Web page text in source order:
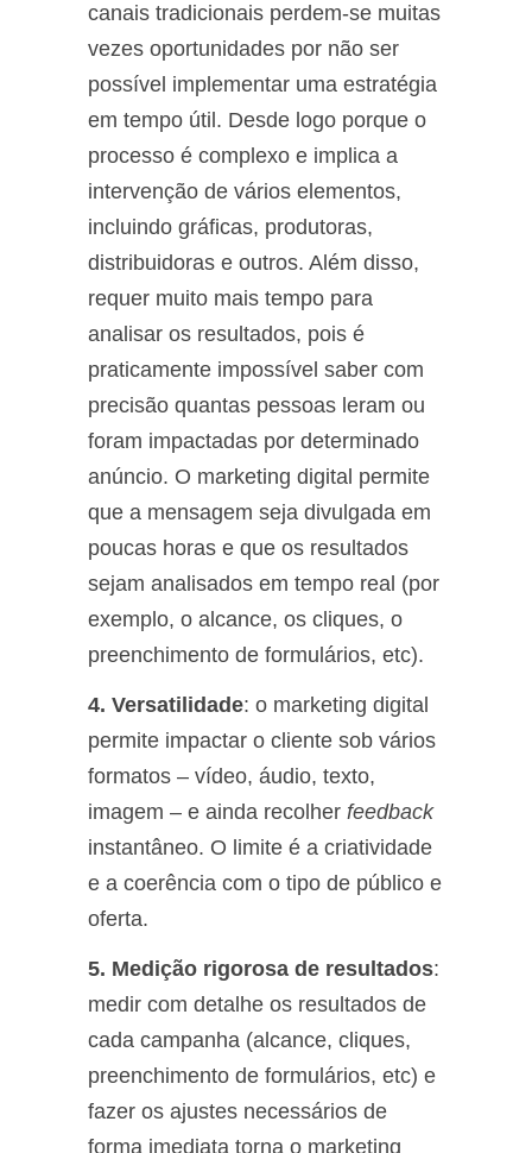
canais tradicionais perdem-se muitas
vezes oportunidades por não ser
possível implementar uma estratégia
em tempo útil. Desde logo porque o
processo é complexo e implica a
intervenção de vários elementos,
incluindo gráficas, produtoras,
distribuidoras e outros. Além disso,
requer muito mais tempo para
analisar os resultados, pois é
praticamente impossível saber com
precisão quantas pessoas leram ou
foram impactadas por determinado
anúncio. O marketing digital permite
que a mensagem seja divulgada em
poucas horas e que os resultados
sejam analisados em tempo real (por
exemplo, o alcance, os cliques, o
preenchimento de formulários, etc).
4. Versatilidade: o marketing digital
permite impactar o cliente sob vários
formatos – vídeo, áudio, texto,
imagem – e ainda recolher feedback
instantâneo. O limite é a criatividade
e a coerência com o tipo de público e
oferta.
5. Medição rigorosa de resultados:
medir com detalhe os resultados de
cada campanha (alcance, cliques,
preenchimento de formulários, etc) e
fazer os ajustes necessários de
forma imediata torna o marketing